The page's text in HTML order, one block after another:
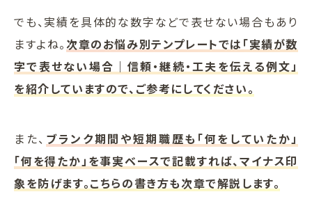
でも、実績を具体的な数字などで表せない場合もあり
ますよね。 次章のお悩み別テンプレートでは「実績が数
字で表せない場合｜信頼・継続・工夫を伝える例文」
を紹介していますので、ご参考にしてください。
また、 ブランク期間や短期職歴も「何をしていたか」
「何を得たか」を事実ベースで記載すれば、マイナス印
象を防げます。こちらの書き方も次章で解説します。